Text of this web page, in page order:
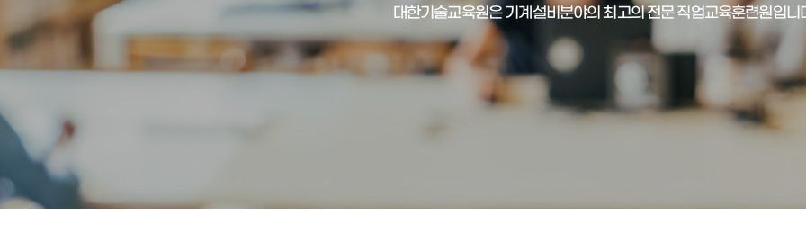
대한기술교육원은 기계설비분야의 최고의 전문 직업교육훈련원입니